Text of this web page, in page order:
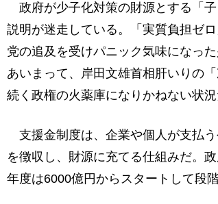
政府が少子化対策の財源とする「
説明が迷走している。「実質負担ゼ
党の追及を受けパニック気味になっ
あいまって、岸田文雄首相肝いりの
続く政権の火薬庫になりかねない状況
支援金制度は、企業や個人が支払
を徴収し、財源に充てる仕組みだ。
年度は6000億円からスタートして段